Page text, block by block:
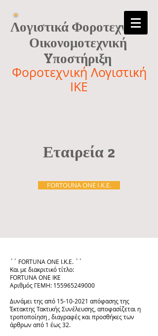
Λογιστικά Φοροτεχνικά
Οικονομοτεχνική
Yποστήριξη
Φοροτεχνική Λογιστική
ΙΚΕ
Εταιρεία 2
FORTOUNA ONE I.K.E.
΄΄ FORTUNA ONE Ι.Κ.Ε. ΄΄
Και με διακριτικό τίτλο:
FORTUNA ONE IKE
Αριθμός ΓΕΜΗ: 155965249000
Δυνάμει της από 15-10-2021 απόφασης της
Έκτακτης Τακτικής Συνέλευσης, αποφασίζεται η
τροποποίηση , διαγραφές και προσθήκες των
άρθρων από 1 έως 32.